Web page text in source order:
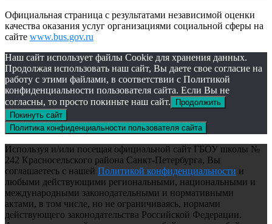
Официальная страница с результатами независимой оценки
качества оказания услуг организациями социальной сферы на
сайте www.bus.gov.ru
Наш сайт использует файлы Cookie для хранения данных.
Продолжая использовать наш сайт, Вы даете свое согласие на
работу с этими файлами, в соответствии с Политикой
конфиденциальности пользователя сайта. Если Вы не
согласны, то просто покиньте наш сайт.
Продолжить
Покинуть сайт
Политика конфиденциальности пользователя сайта
Используя и/или посещая официальной сайт ГБОУ школы №
242 Красносельского района Санкт-Петербурга, Вы
соглашаетесь с нашей Политикой конфиденциальности и
любыми действующими региональными, национальными и
международными законодательными и нормативными
актами, в том числе, но не ограничиваясь, нормами
действующего законодательства Российской Федерации.